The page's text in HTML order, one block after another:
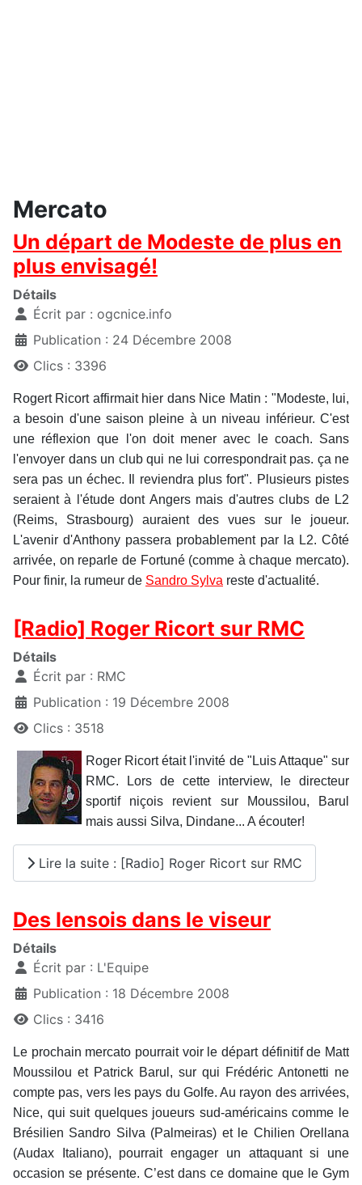
Mercato
Un départ de Modeste de plus en
plus envisagé!
Détails
Écrit par : ogcnice.info
Publication : 24 Décembre 2008
Clics : 3396
Rogert Ricort affirmait hier dans Nice Matin : "Modeste, lui,
a besoin d'une saison pleine à un niveau inférieur. C'est
une réflexion que l'on doit mener avec le coach. Sans
l'envoyer dans un club qui ne lui correspondrait pas. ça ne
sera pas un échec. Il reviendra plus fort". Plusieurs pistes
seraient à l'étude dont Angers mais d'autres clubs de L2
(Reims, Strasbourg) auraient des vues sur le joueur.
L'avenir d'Anthony passera probablement par la L2. Côté
arrivée, on reparle de Fortuné (comme à chaque mercato).
Pour finir, la rumeur de Sandro Sylva reste d'actualité.
[Radio] Roger Ricort sur RMC
Détails
Écrit par : RMC
Publication : 19 Décembre 2008
Clics : 3518
Roger Ricort était l'invité de "Luis Attaque" sur
RMC. Lors de cette interview, le directeur
sportif niçois revient sur Moussilou, Barul
mais aussi Silva, Dindane... A écouter!
Lire la suite : [Radio] Roger Ricort sur RMC
Des lensois dans le viseur
Détails
Écrit par : L'Equipe
Publication : 18 Décembre 2008
Clics : 3416
Le prochain mercato pourrait voir le départ définitif de Matt
Moussilou et Patrick Barul, sur qui Frédéric Antonetti ne
compte pas, vers les pays du Golfe. Au rayon des arrivées,
Nice, qui suit quelques joueurs sud-américains comme le
Brésilien Sandro Silva (Palmeiras) et le Chilien Orellana
(Audax Italiano), pourrait engager un attaquant si une
occasion se présente. C’est dans ce domaine que le Gym